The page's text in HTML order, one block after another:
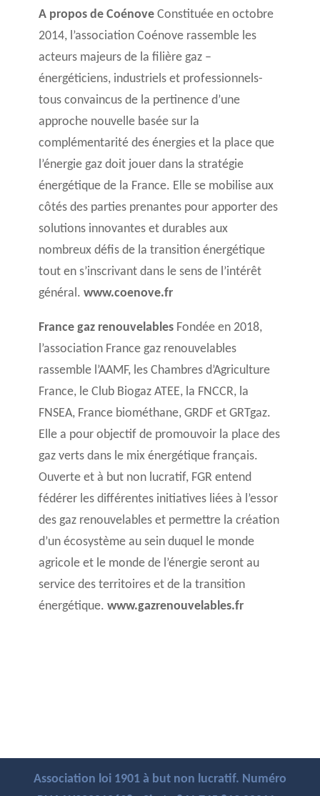
A propos de Coénove Constituée en octobre
2014, l’association Coénove rassemble les
acteurs majeurs de la filière gaz –
énergéticiens, industriels et professionnels-
tous convaincus de la pertinence d’une
approche nouvelle basée sur la
complémentarité des énergies et la place que
l’énergie gaz doit jouer dans la stratégie
énergétique de la France. Elle se mobilise aux
côtés des parties prenantes pour apporter des
solutions innovantes et durables aux
nombreux défis de la transition énergétique
tout en s’inscrivant dans le sens de l’intérêt
général. www.coenove.fr
France gaz renouvelables Fondée en 2018,
l’association France gaz renouvelables
rassemble l’AAMF, les Chambres d’Agriculture
France, le Club Biogaz ATEE, la FNCCR, la
FNSEA, France biométhane, GRDF et GRTgaz.
Elle a pour objectif de promouvoir la place des
gaz verts dans le mix énergétique français.
Ouverte et à but non lucratif, FGR entend
fédérer les différentes initiatives liées à l’essor
des gaz renouvelables et permettre la création
d’un écosystème au sein duquel le monde
agricole et le monde de l’énergie seront au
service des territoires et de la transition
énergétique. www.gazrenouvelables.fr
Association loi 1901 à but non lucratif. Numéro